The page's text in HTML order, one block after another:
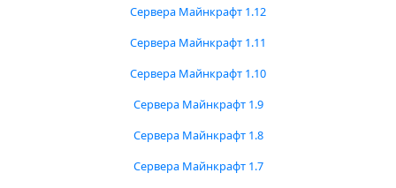
Сервера Майнкрафт 1.12
Сервера Майнкрафт 1.11
Сервера Майнкрафт 1.10
Сервера Майнкрафт 1.9
Сервера Майнкрафт 1.8
Сервера Майнкрафт 1.7